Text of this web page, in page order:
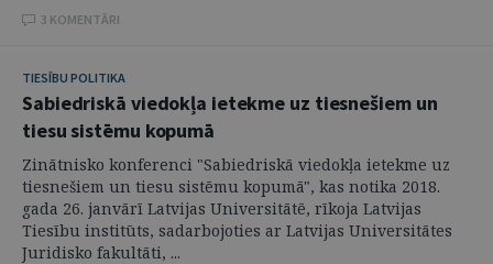
3 KOMENTĀRI
TIESĪBU POLITIKA
Sabiedriskā viedokļa ietekme uz tiesnešiem un
tiesu sistēmu kopumā
Zinātnisko konferenci "Sabiedriskā viedokļa ietekme uz
tiesnešiem un tiesu sistēmu kopumā", kas notika 2018.
gada 26. janvārī Latvijas Universitātē, rīkoja Latvijas
Tiesību institūts, sadarbojoties ar Latvijas Universitātes
Juridisko fakultāti, ...